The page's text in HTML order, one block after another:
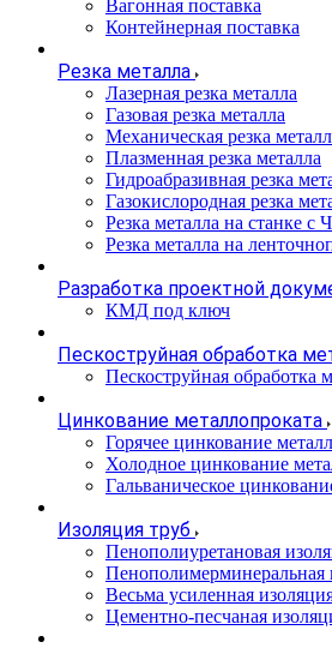
Вагонная поставка
Контейнерная поставка
Резка металла
Лазерная резка металла
Газовая резка металла
Механическая резка
Плазменная резка металла
Гидроабразивная резка
Газокислородная резка
Резка металла на станке с
Резка металла на
Разработка проектной
КМД под ключ
Пескоструйная обработка
Пескоструйная обработка
Цинкование металлопроката
Горячее цинкование
Холодное цинкование
Гальваническое
Изоляция труб
Пенополиуретановая
Весьма усиленная
Цементно-песчаная